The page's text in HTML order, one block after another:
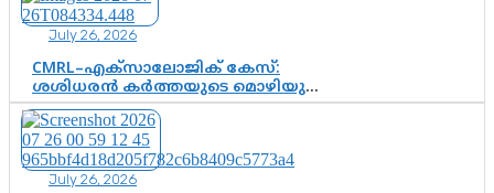
വഴിത്തിരിവാകുമോ?
July 26, 2026
CMRL–എക്‌സാലോജിക് കേസ്:
ശശിധരൻ കർത്തയുടെ മൊഴിയുടെ
അടിസ്ഥാനത്തിൽ പിണറായി
വിജയനെ ചോദ്യം ചെയ്യുന്നതിൽ ഉടൻ
തീരുമാനം; വീണയ്‌ക്കെതിരെ
കൂടുതൽ തെളിവുകൾ പരിശോധിച്ച്
ഇഡി
July 26, 2026